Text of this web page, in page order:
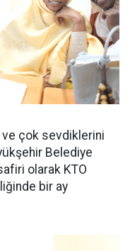
ve çok sevdiklerini
Belediye
olarak KTO
bir ay